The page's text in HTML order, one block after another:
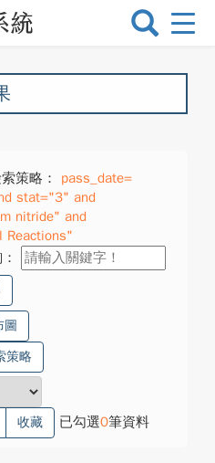
選
換
策略：
pass_date=
stat="3" and
nitride" and
Reactions"
圖
策略
收藏 已勾選0筆資料